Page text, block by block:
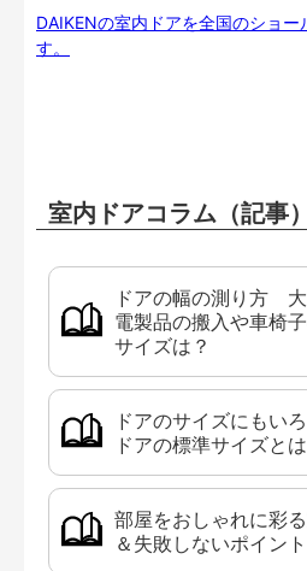
DAIKENの室内ドアを全国のショー
す。
室内ドアコラム（記事）
ドアの幅の測り方
電製品の搬入や車椅
サイズは？
ドアのサイズにもい
ドアの標準サイズと
部屋をおしゃれに彩
＆失敗しないポイント